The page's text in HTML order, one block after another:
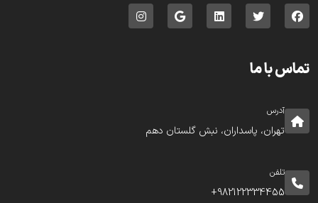
تماس با ما
آدرس
تهران، پاسداران، نبش گلستان دهم
تلفن
982122334455+